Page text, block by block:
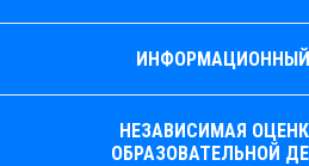
НЕЗАВИСИМАЯ
ОБРАЗОВАТЕЛЬНОЙ